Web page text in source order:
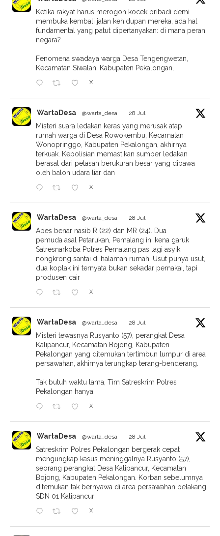
Ketika rakyat harus merogoh kocek pribadi demi
membuka kembali jalan kehidupan mereka, ada hal
fundamental yang patut dipertanyakan: di mana peran
negara?
Fenomena swadaya warga Desa Tengengwetan,
Kecamatan Siwalan, Kabupaten Pekalongan,
X
WartaDesa @warta_desa · 28 Jul
Misteri suara ledakan keras yang merusak atap
rumah warga di Desa Rowokembu, Kecamatan
Wonopringgo, Kabupaten Pekalongan, akhirnya
terkuak. Kepolisian memastikan sumber ledakan
berasal dari petasan berukuran besar yang dibawa
oleh balon udara liar dan
X
WartaDesa @warta_desa · 28 Jul
Apes benar nasib R (22) dan MR (24). Dua
pemuda asal Petarukan, Pemalang ini kena garuk
Satresnarkoba Polres Pemalang pas lagi asyik
nongkrong santai di halaman rumah. Usut punya usut,
dua koplak ini ternyata bukan sekadar pemakai, tapi
produsen cair
X
WartaDesa @warta_desa · 28 Jul
Misteri tewasnya Rusyanto (57), perangkat Desa
Kalipancur, Kecamatan Bojong, Kabupaten
Pekalongan yang ditemukan tertimbun lumpur di area
persawahan, akhirnya terungkap terang-benderang.
Tak butuh waktu lama, Tim Satreskrim Polres
Pekalongan hanya
X
WartaDesa @warta_desa · 28 Jul
Satreskrim Polres Pekalongan bergerak cepat
mengungkap kasus meninggalnya Rusyanto (57),
seorang perangkat Desa Kalipancur, Kecamatan
Bojong, Kabupaten Pekalongan. Korban sebelumnya
ditemukan tak bernyawa di area persawahan belakang
SDN 01 Kalipancur
X